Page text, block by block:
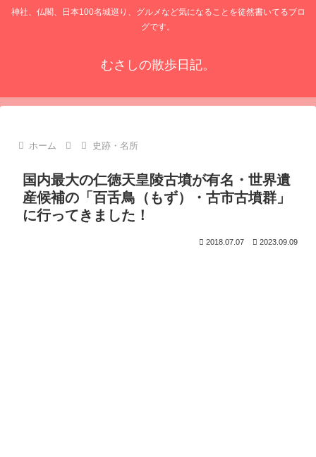
神社、仏閣、日本100名城巡り、グルメなど気になることを徒然書いてるブロ
グです。
むさしの散歩日記。
ホーム 史跡・名所
国内最大の仁徳天皇陵古墳が有名・世界遺
産候補の「百舌鳥（もず）・古市古墳群」
に行ってきました！
2018.07.07 2023.09.09